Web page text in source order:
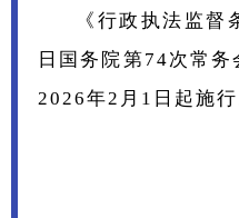
《行政执法监
日国务院第74次常
2026年2月1日起施行